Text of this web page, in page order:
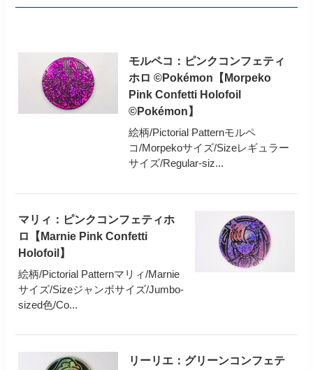
モルペコ：ピンクコンフェティ
ホロ ©Pokémon【Morpeko
Pink Confetti Holofoil
©Pokémon】
絵柄/Pictorial Patternモルペ
コ/Morpekoサイズ/Sizeレギュラー
サイズ/Regular-siz...
マリィ：ピンクコンフェティホ
ロ【Marnie Pink Confetti
Holofoil】
絵柄/Pictorial Patternマリィ/Marnie
サイズ/Sizeジャンボサイズ/Jumbo-
sized色/Co...
リーリエ：グリーンコンフェテ